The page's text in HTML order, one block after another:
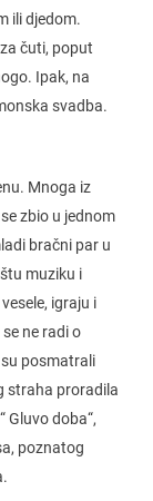
ili djedom.
čuti, poput
Ipak, na
svadba.
Mnoga iz
zbio u jednom
bračni par u
muziku i
igraju i
ne radi o
su posmatrali
straha proradila
Gluvo doba“,
poznatog